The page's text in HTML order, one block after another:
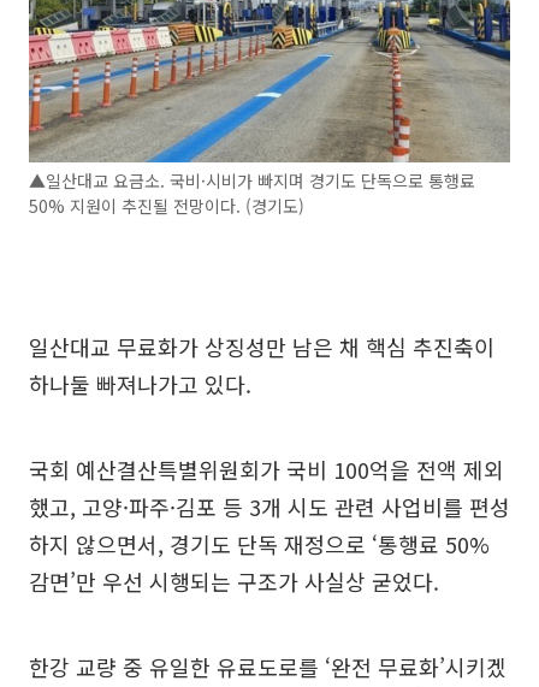
▲일산대교 요금소. 국비·시비가 빠지며 경기도 단독으로 통행료
50% 지원이 추진될 전망이다. (경기도)
일산대교 무료화가 상징성만 남은 채 핵심 추진축이
하나둘 빠져나가고 있다.
국회 예산결산특별위원회가 국비 100억을 전액 제외
했고, 고양·파주·김포 등 3개 시도 관련 사업비를 편성
하지 않으면서, 경기도 단독 재정으로 ‘통행료 50%
감면’만 우선 시행되는 구조가 사실상 굳었다.
한강 교량 중 유일한 유료도로를 ‘완전 무료화’시키겠